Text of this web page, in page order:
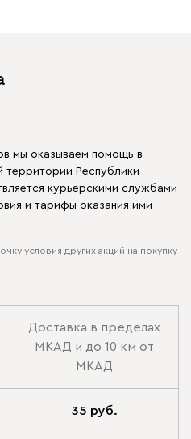
мы оказываем помощь в
территории Республики
курьерскими службами
и тарифы оказания ими
условия других акций на покупку
Доставка в пределах
МКАД и до 10 км от
МКАД
35 руб.